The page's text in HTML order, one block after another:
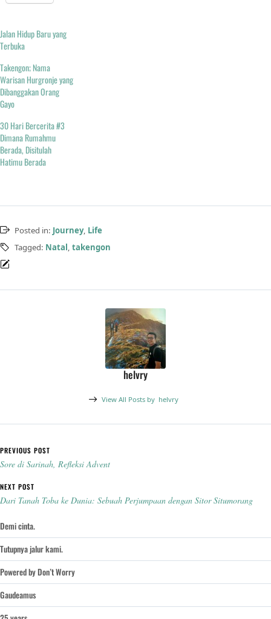
Jalan Hidup Baru yang
Terbuka
Takengon; Nama
Warisan Hurgronje yang
Dibanggakan Orang
Gayo
30 Hari Bercerita #3
Dimana Rumahmu
Berada, Disitulah
Hatimu Berada
Posted in: Journey, Life
Tagged: Natal, takengon
helvry
View All Posts by helvry
Post navigation
PREVIOUS POST
Sore di Sarinah, Refleksi Advent
NEXT POST
Dari Tanah Toba ke Dunia: Sebuah Perjumpaan dengan Sitor Situmorang
Demi cinta.
Tutupnya jalur kami.
Powered by Don’t Worry
Gaudeamus